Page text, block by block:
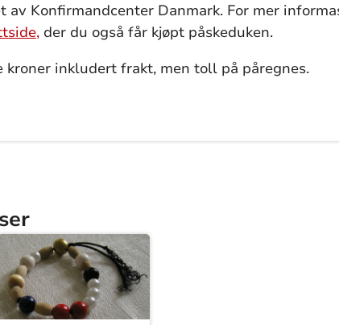
av Konfirmandcenter Danmark. For mer
der du også får kjøpt påskeduken.
kroner inkludert frakt, men toll på påregnes.